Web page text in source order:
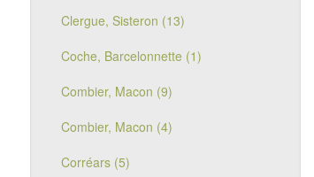
Clergue, Sisteron (13)
Coche, Barcelonnette (1)
Combier, Macon (9)
Combier, Macon (4)
Corréars (5)